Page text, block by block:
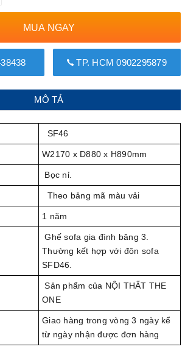
MUA NGAY
TP. HCM 0902295879
MÔ TẢ
SF46
W2170 x D880 x H890mm
Bọc nỉ.
Theo bảng mã màu vải
1 năm
Ghế sofa gia đình băng 3.
Thường kết hợp với đôn sofa
SFD46.
Sản phẩm của NỘI THẤT THE
ONE
Giao hàng trong vòng 3 ngày kể
từ ngày nhận được đơn hàng